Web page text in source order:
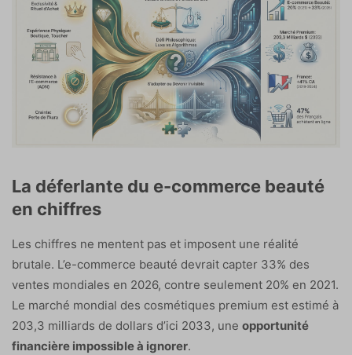
La déferlante du e-commerce beauté
en chiffres
Les chiffres ne mentent pas et imposent une réalité
brutale. L’e-commerce beauté devrait capter 33% des
ventes mondiales en 2026, contre seulement 20% en 2021.
Le marché mondial des cosmétiques premium est estimé à
203,3 milliards de dollars d’ici 2033, une opportunité
financière impossible à ignorer.